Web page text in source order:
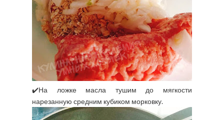
✔️На ложке масла тушим до мягкости
нарезанную средним кубиком морковку.